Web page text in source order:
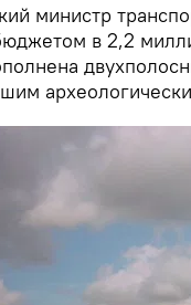
министр
в 2,2